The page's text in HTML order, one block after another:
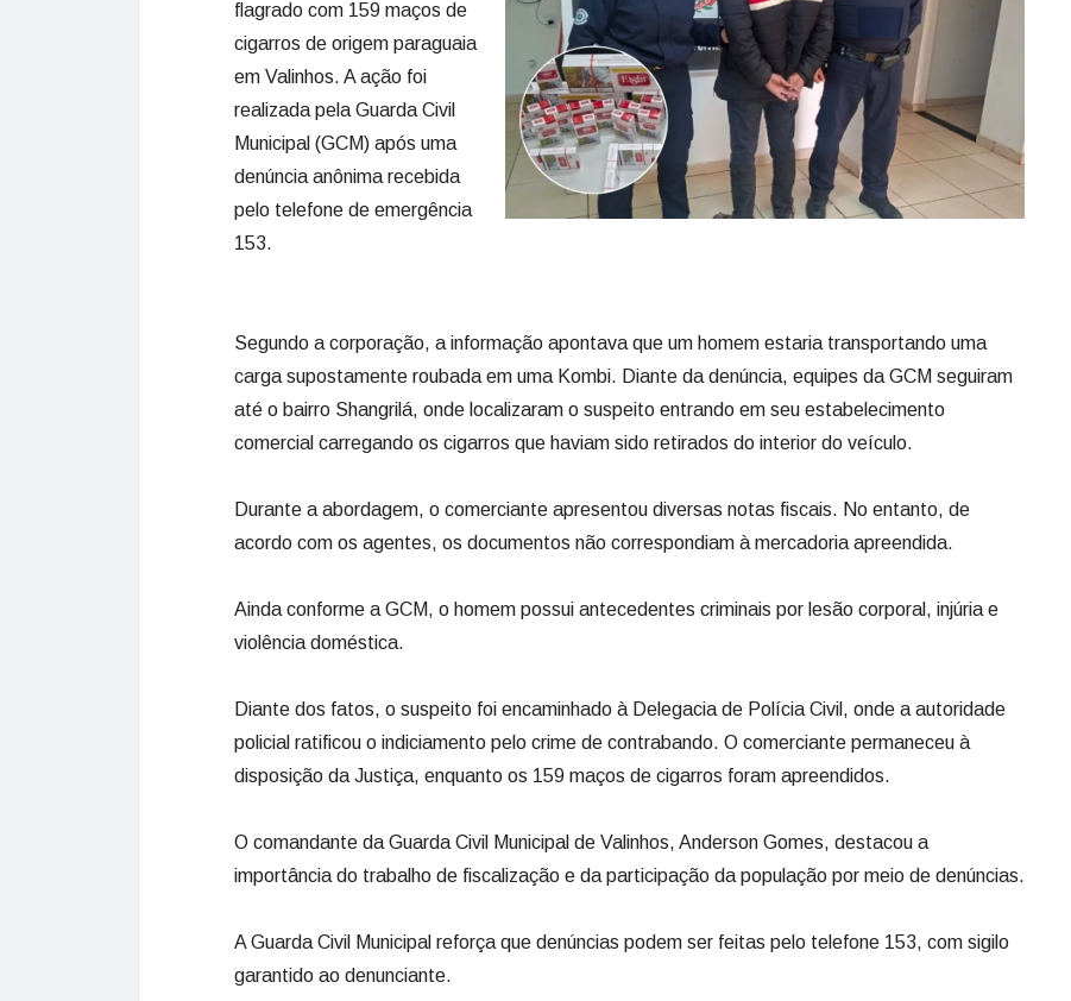
flagrado com 159 maços de
cigarros de origem paraguaia
em Valinhos. A ação foi
realizada pela Guarda Civil
Municipal (GCM) após uma
denúncia anônima recebida
pelo telefone de emergência
153.
Segundo a corporação, a informação apontava que um homem estaria transportando uma
carga supostamente roubada em uma Kombi. Diante da denúncia, equipes da GCM seguiram
até o bairro Shangrilá, onde localizaram o suspeito entrando em seu estabelecimento
comercial carregando os cigarros que haviam sido retirados do interior do veículo.
Durante a abordagem, o comerciante apresentou diversas notas fiscais. No entanto, de
acordo com os agentes, os documentos não correspondiam à mercadoria apreendida.
Ainda conforme a GCM, o homem possui antecedentes criminais por lesão corporal, injúria e
violência doméstica.
Diante dos fatos, o suspeito foi encaminhado à Delegacia de Polícia Civil, onde a autoridade
policial ratificou o indiciamento pelo crime de contrabando. O comerciante permaneceu à
disposição da Justiça, enquanto os 159 maços de cigarros foram apreendidos.
O comandante da Guarda Civil Municipal de Valinhos, Anderson Gomes, destacou a
importância do trabalho de fiscalização e da participação da população por meio de denúncias.
A Guarda Civil Municipal reforça que denúncias podem ser feitas pelo telefone 153, com sigilo
garantido ao denunciante.